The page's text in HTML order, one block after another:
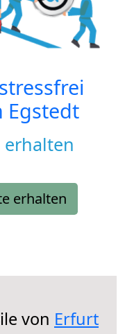
Egstedt
erhalten
von Erfurt